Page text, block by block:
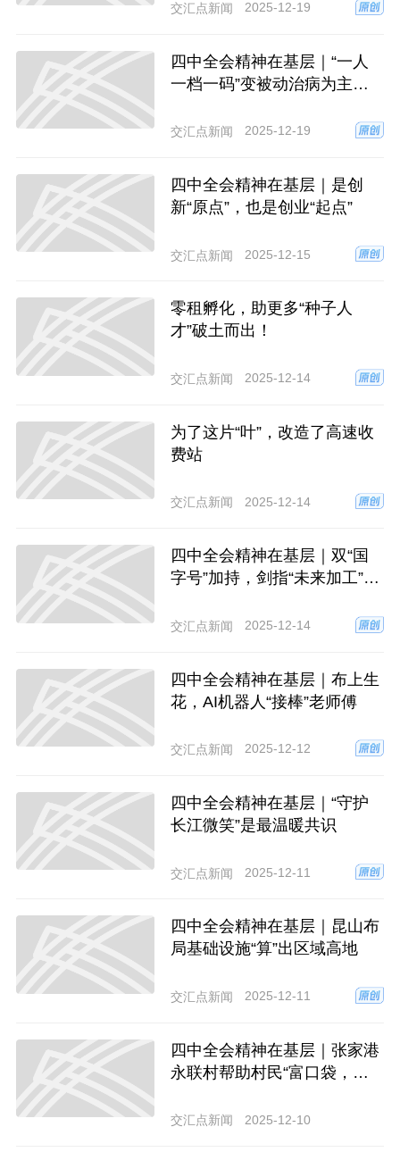
交汇点新闻 2025-12-19
四中全会精神在基层｜“一人
一档一码”变被动治病为主动
图”
交汇点新闻 2025-12-19
四中全会精神在基层｜是创
新“原点”，也是创业“起点”
交汇点新闻 2025-12-15
零租孵化，助更多“种子人
才”破土而出！
交汇点新闻 2025-12-14
为了这片“叶”，改造了高速收
费站
交汇点新闻 2025-12-14
四中全会精神在基层｜双“国
字号”加持，剑指“未来加工”全
交汇点新闻 2025-12-14
四中全会精神在基层｜布上生
花，AI机器人“接棒”老师傅
交汇点新闻 2025-12-12
四中全会精神在基层｜“守护
长江微笑”是最温暖共识
交汇点新闻 2025-12-11
四中全会精神在基层｜昆山布
局基础设施“算”出区域高地
交汇点新闻 2025-12-11
四中全会精神在基层｜张家港
永联村帮助村民“富口袋，也
满堂彩
交汇点新闻 2025-12-10